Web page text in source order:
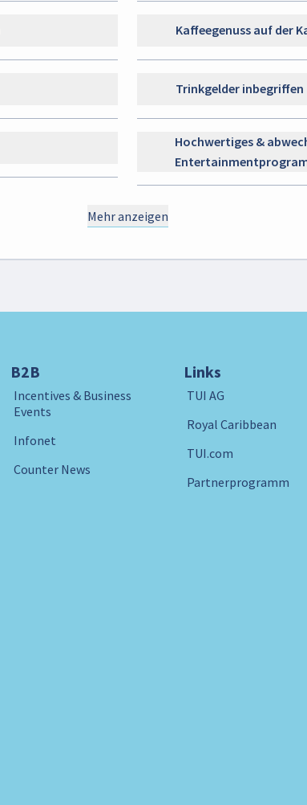
Kaffeegenuss auf der
Trinkgelder inbegriffen
Hochwertiges &
Mehr anzeigen
B2B
Incentives & Business
Events
Infonet
Counter News
Links
TUI AG
Royal Caribbean
TUI.com
Partnerprogramm